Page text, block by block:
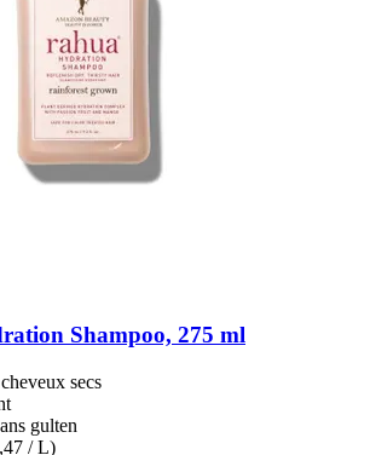
Shampoo, 275 ml
secs
gulten
/ L)